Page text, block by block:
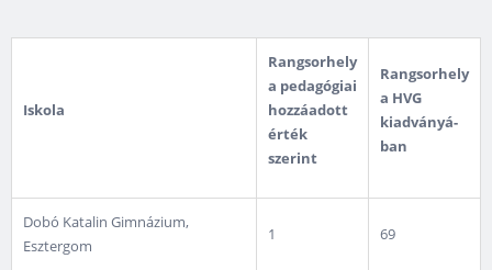
Iskola
Rangsorhely
a pedagógiai
hozzáadott
érték
szerint
Rangsorhely
a HVG
kiadványá­
ban
Dobó Katalin Gimnázium,
Esztergom
1 69